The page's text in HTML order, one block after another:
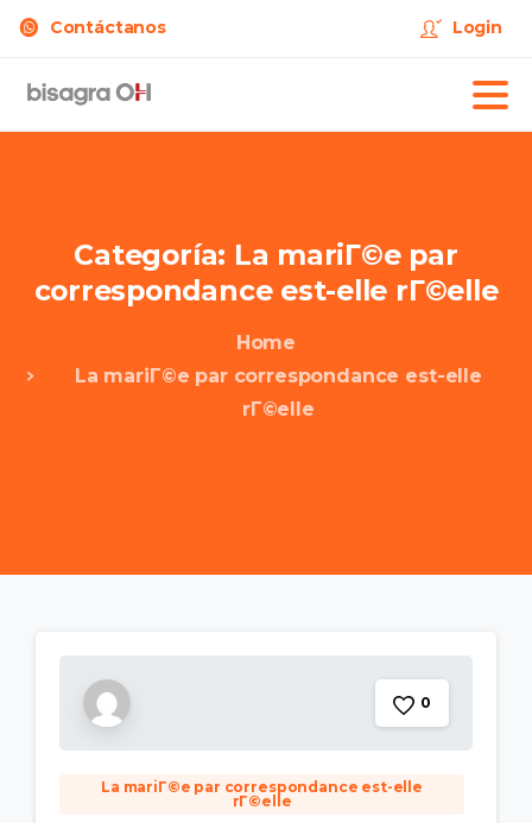
Contáctanos Login
Categoría: La mariГ©e par
correspondance est-elle rГ©elle
Home
La mariГ©e par correspondance est-elle
rГ©elle
0
La mariГ©e par correspondance est-elle
rГ©elle